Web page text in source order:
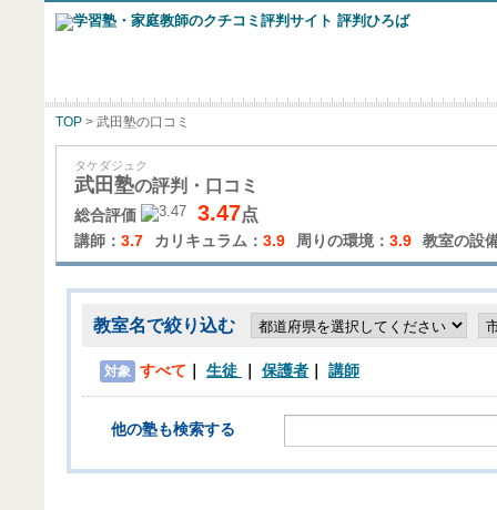
TOP > 武田塾の口コミ
タケダジュク
武田塾の評判・口コミ
総合評価 3.47点
講師： 3.7 カリキュラム： 3.9 周りの環境： 3.9 教室の設
教室名で絞り込む
対象 すべて 生徒 保護者 講師
他の塾も検索する